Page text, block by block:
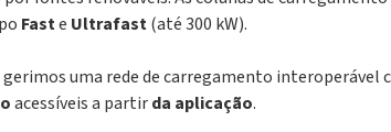
Faste Ultrafast(até 300 kW).
gerimos uma rede de carregamento interoperável
acessíveis a partirda aplicação.